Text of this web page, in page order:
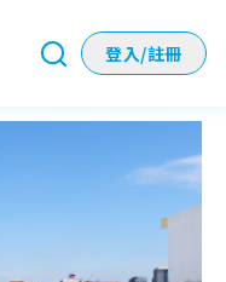
登入/註冊
？水塔多久洗一次？